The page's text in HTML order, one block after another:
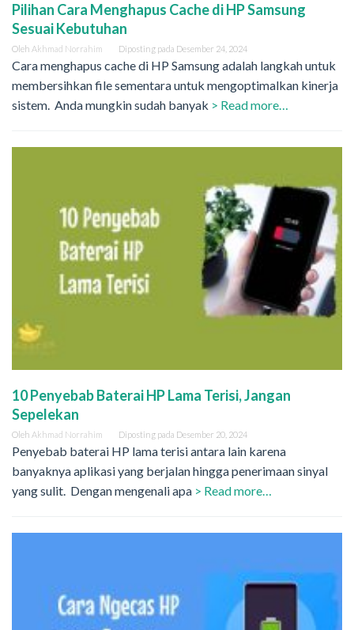
Pilihan Cara Menghapus Cache di HP Samsung
Sesuai Kebutuhan
Oleh Akhmad Norrahim Diposting pada Desember 24, 2024
Cara menghapus cache di HP Samsung adalah langkah untuk
membersihkan file sementara untuk mengoptimalkan kinerja
sistem. Anda mungkin sudah banyak > Read more…
10 Penyebab Baterai HP Lama Terisi, Jangan
Sepelekan
Oleh Akhmad Norrahim Diposting pada Desember 20, 2024
Penyebab baterai HP lama terisi antara lain karena
banyaknya aplikasi yang berjalan hingga penerimaan sinyal
yang sulit. Dengan mengenali apa > Read more…